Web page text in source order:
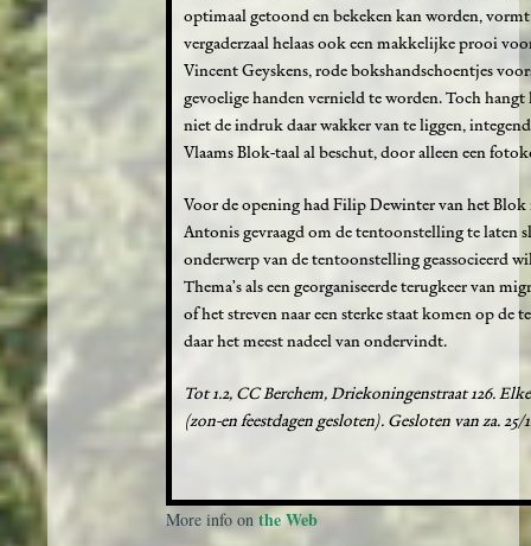
optimaal getoond en bekeken kan worden,
vergaderzaal helaas ook een makkelijke prooi
Vincent Geyskens, rode bokshandschoentjes
gevoelige handen vernield te worden. Toch hangt
niet de indruk daar wakker van te liggen,
Vlaams Blok-taal al beschut, door alleen een
Voor de opening had Filip Dewinter van het Blok
Antonis gevraagd om de tentoonstelling te
onderwerp van de tentoonstelling geassocieerd
Thema’s als een georganiseerde terugkeer van
of het streven naar een sterke staat komen op de
daar het meest nadeel van ondervindt.
Tot 1.2, CC Berchem, Driekoningenstraat 126.
(zon-en feestdagen gesloten). Gesloten van za. 25/
More info on the Web